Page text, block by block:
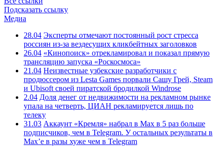
Подсказать ссылку
Медиа
28.04 Эксперты отмечают постоянный рост стресса
россиян из-за вездесущих кликбейтных заголовков
26.04 «Кинопоиск» отрекламировал и показал прямую
трансляцию запуска «Роскосмоса»
21.04 Неизвестные узбекские разработчики с
продюссером из Lesta Games порвали Сашу Грей, Steam
и Ubisoft своей пиратской бродилкой Windrose
2.04 Доля денег от недвижимости на рекламном рынке
упала на четверть, ЦИАН рекламируется лишь по
телеку
31.03 Аккаунт «Кремля» набрал в Max в 5 раз больше
подписчиков, чем в Telegram. У остальных результаты в
Max’е в разы хуже чем в Telegram